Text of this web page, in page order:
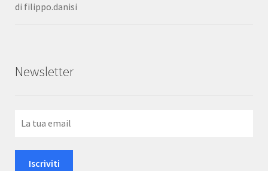
Valutato5 su
di filippo.danisi
Newsletter